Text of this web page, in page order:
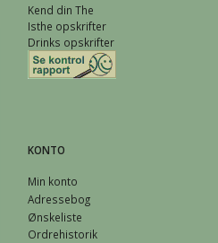
Kend din The
Isthe opskrifter
Drinks opskrifter
KONTO
Min konto
Adressebog
Ønskeliste
Ordrehistorik